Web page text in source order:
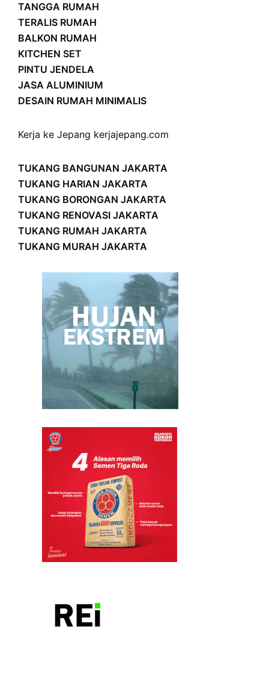
TANGGA RUMAH
TERALIS RUMAH
BALKON RUMAH
KITCHEN SET
PINTU JENDELA
JASA ALUMINIUM
DESAIN RUMAH MINIMALIS
Kerja ke Jepang kerjajepang.com
TUKANG BANGUNAN JAKARTA
TUKANG HARIAN JAKARTA
TUKANG BORONGAN JAKARTA
TUKANG RENOVASI JAKARTA
TUKANG RUMAH JAKARTA
TUKANG MURAH JAKARTA